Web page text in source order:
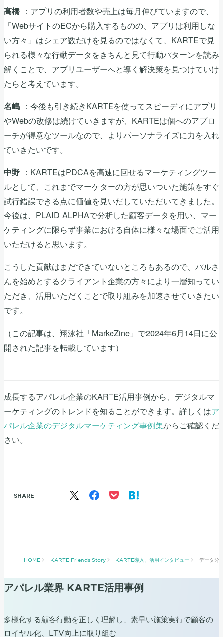
髙橋：アプリの利用者数や売上は毎月伸びていますので、
「WebサイトのECから購入するものの、アプリは利用しな
い方々」はシェア数だけを見るのではなくて、KARTEで見
られる様々な行動データをきちんと見て行動パターンを読み
解くことで、アプリユーザーへと導く解決策を見つけていけ
たらと考えています。
名嶋 ：今後も引き続きKARTEを使ってスピーディにアプリ
やWebの改修は続けていきますが、KARTEは個へのアプロ
ーチが得意なツールなので、よりパーソナライズに力を入れ
ていきたいです。
中野 ：KARTEはPDCAを高速に回せるマーケティングツー
ルとして、これまでマーケターの方が思いついた施策をすぐ
試行錯誤できる点に価値を見いだしていただいてきました。
今後は、PLAID ALPHAで分析した顧客データを用い、マー
ケティングに限らず事業における自体に様々な場面でご活用
いただけると思います。
こうした貢献はまだできていないところもあるので、パルさ
んを始めとするクライアント企業の方々により一層知ってい
ただき、活用いただくことで取り組みを加速させていきたい
です。
（この記事は、翔泳社「MarkeZine」で2024年6月14日に公
開された記事を転載しています）
成長するアパレル企業のKARTE活用事例から、デジタルマ
ーケティングのトレンドを知ることができます。詳しくはア
パレル企業のデジタルマーケティング事例集からご確認くだ
さい。
SHARE
HOME KARTE Friends Story KARTE導入、活用インタビュー データ分
アパレル業界 KARTE活用事例
多様化する顧客行動を正しく理解し、素早い施策実行で顧客の
ロイヤル化、LTV向上に取り組む